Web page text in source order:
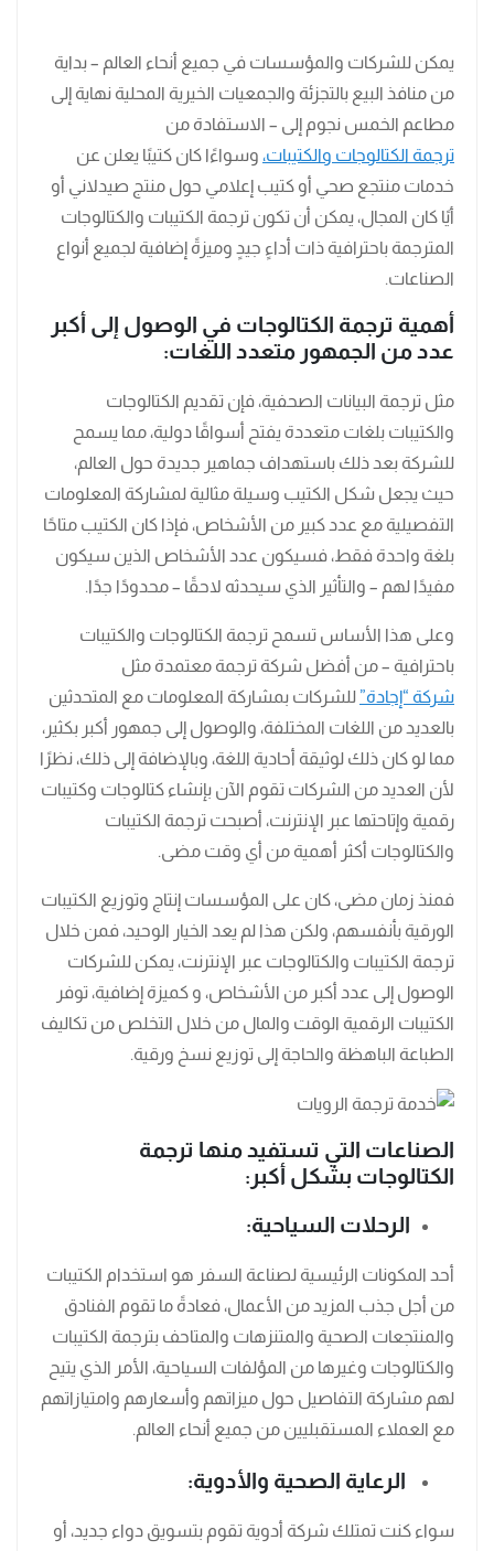
يمكن للشركات والمؤسسات في جميع أنحاء العالم – بداية
من منافذ البيع بالتجزئة والجمعيات الخيرية المحلية نهاية إلى
مطاعم الخمس نجوم إلى – الاستفادة من
ترجمة الكتالوجات والكتيبات، وسواءًا كان كتيبًا يعلن عن
خدمات منتجع صحي أو كتيب إعلامي حول منتج صيدلاني أو
أيًا كان المجال، يمكن أن تكون ترجمة الكتيبات والكتالوجات
المترجمة باحترافية ذات أداءٍ جيدٍ وميزةً إضافية لجميع أنواع
الصناعات.
أهمية ترجمة الكتالوجات في الوصول إلى أكبر
عدد من الجمهور متعدد اللغات:
مثل ترجمة البيانات الصحفية، فإن تقديم الكتالوجات
والكتيبات بلغات متعددة يفتح أسواقًا دولية، مما يسمح
للشركة بعد ذلك باستهداف جماهير جديدة حول العالم،
حيث يجعل شكل الكتيب وسيلة مثالية لمشاركة المعلومات
التفصيلية مع عدد كبير من الأشخاص، فإذا كان الكتيب متاحًا
بلغة واحدة فقط، فسيكون عدد الأشخاص الذين سيكون
مفيدًا لهم – والتأثير الذي سيحدثه لاحقًا – محدودًا جدًا.
وعلى هذا الأساس تسمح ترجمة الكتالوجات والكتيبات
باحترافية – من أفضل شركة ترجمة معتمدة مثل
شركة “إجادة” للشركات بمشاركة المعلومات مع المتحدثين
بالعديد من اللغات المختلفة، والوصول إلى جمهور أكبر بكثير،
مما لو كان ذلك لوثيقة أحادية اللغة، وبالإضافة إلى ذلك، نظرًا
لأن العديد من الشركات تقوم الآن بإنشاء كتالوجات وكتيبات
رقمية وإتاحتها عبر الإنترنت، أصبحت ترجمة الكتيبات
والكتالوجات أكثر أهمية من أي وقت مضى.
فمنذ زمان مضى، كان على المؤسسات إنتاج وتوزيع الكتيبات
الورقية بأنفسهم، ولكن هذا لم يعد الخيار الوحيد، فمن خلال
ترجمة الكتيبات والكتالوجات عبر الإنترنت، يمكن للشركات
الوصول إلى عدد أكبر من الأشخاص، و كميزة إضافية، توفر
الكتيبات الرقمية الوقت والمال من خلال التخلص من تكاليف
الطباعة الباهظة والحاجة إلى توزيع نسخ ورقية.
الصناعات التي تستفيد منها ترجمة
الكتالوجات بشكل أكبر:
الرحلات السياحية:
أحد المكونات الرئيسية لصناعة السفر هو استخدام الكتيبات
من أجل جذب المزيد من الأعمال، فعادةً ما تقوم الفنادق
والمنتجعات الصحية والمتنزهات والمتاحف بترجمة الكتيبات
والكتالوجات وغيرها من المؤلفات السياحية، الأمر الذي يتيح
لهم مشاركة التفاصيل حول ميزاتهم وأسعارهم وامتيازاتهم
مع العملاء المستقبليين من جميع أنحاء العالم.
الرعاية الصحية والأدوية:
سواء كنت تمتلك شركة أدوية تقوم بتسويق دواء جديد، أو